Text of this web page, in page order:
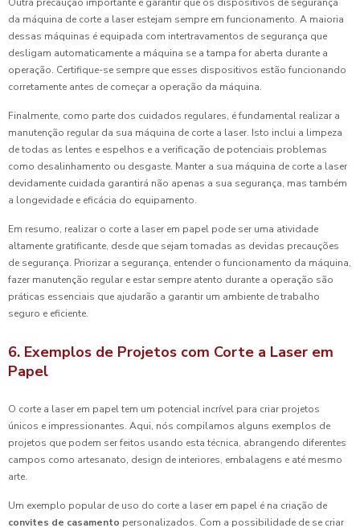
da máquina de corte a laser estejam sempre em funcionamento. A maioria
dessas máquinas é equipada com intertravamentos de segurança que
desligam automaticamente a máquina se a tampa for aberta durante a
operação. Certifique-se sempre que esses dispositivos estão funcionando
corretamente antes de começar a operação da máquina.
Finalmente, como parte dos cuidados regulares, é fundamental realizar a
manutenção regular da sua máquina de corte a laser. Isto inclui a limpeza
de todas as lentes e espelhos e a verificação de potenciais problemas
como desalinhamento ou desgaste. Manter a sua máquina de corte a laser
devidamente cuidada garantirá não apenas a sua segurança, mas também
a longevidade e eficácia do equipamento.
Em resumo, realizar o corte a laser em papel pode ser uma atividade
altamente gratificante, desde que sejam tomadas as devidas precauções
de segurança. Priorizar a segurança, entender o funcionamento da máquina,
fazer manutenção regular e estar sempre atento durante a operação são
práticas essenciais que ajudarão a garantir um ambiente de trabalho
seguro e eficiente.
6. Exemplos de Projetos com Corte a Laser em
Papel
O corte a laser em papel tem um potencial incrível para criar projetos
únicos e impressionantes. Aqui, nós compilamos alguns exemplos de
projetos que podem ser feitos usando esta técnica, abrangendo diferentes
campos como artesanato, design de interiores, embalagens e até mesmo
arte.
Um exemplo popular de uso do corte a laser em papel é na criação de
convites de casamento personalizados. Com a possibilidade de se criar